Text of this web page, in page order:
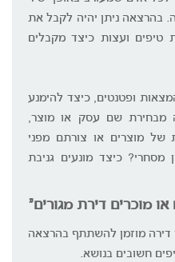
בהרצאה ניתן יהיה לקבל את
טיפים ועצות כיצד מקבלים
ופטנטים, כיצד להימנע
מבחירת שם עסק או מוצר,
של מוצרים או צורתם מפני
כיצד מונעים גניבת
מוכרים דירת מגורים"
דירה מוזמן להשתתף בהרצאה
חשובים בנושא.